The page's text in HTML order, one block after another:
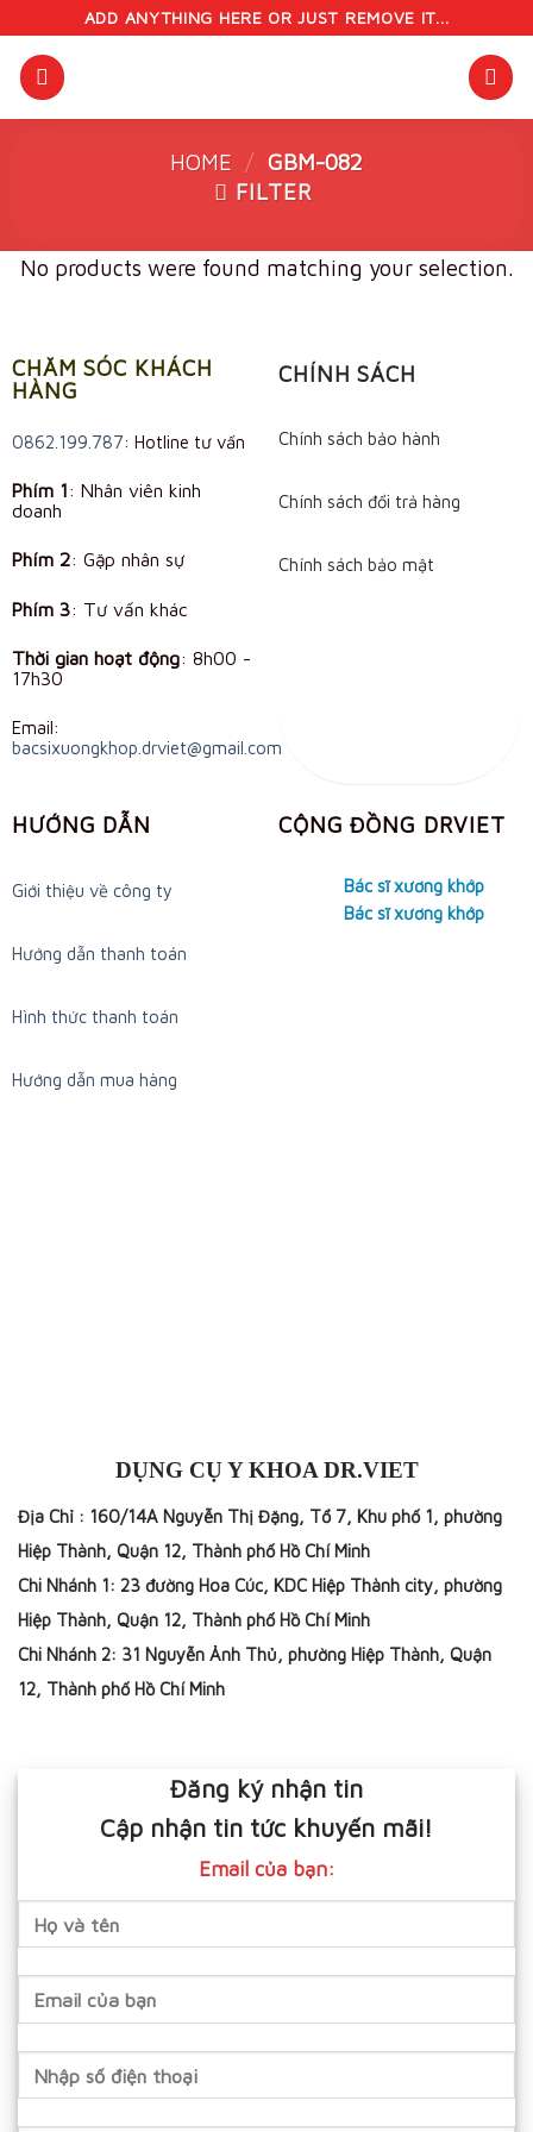
content
ADD ANYTHING HERE OR JUST REMOVE IT...
HOME / GBM-082
FILTER
No products were found matching your selection.
CHĂM SÓC KHÁCH
HÀNG
0862.199.787: Hotline tư vấn
Phím 1: Nhân viên kinh
doanh
Phím 2: Gặp nhân sự
Phím 3: Tư vấn khác
Thời gian hoạt động: 8h00 -
17h30
Email:
bacsixuongkhop.drviet@gmail.com
CHÍNH SÁCH
Chính sách bảo hành
Chính sách đổi trả hàng
Chính sách bảo mật
HƯỚNG DẪN
Giới thiệu về công ty
Hướng dẫn thanh toán
Hình thức thanh toán
Hướng dẫn mua hàng
CỘNG ĐỒNG DRVIET
Bác sĩ xương khớp
Bác sĩ xương khớp
DỤNG CỤ Y KHOA DR.VIET
Địa Chỉ : 160/14A Nguyễn Thị Đặng, Tổ 7, Khu phố 1, phường
Hiệp Thành, Quận 12, Thành phố Hồ Chí Minh
Chi Nhánh 1: 23 đường Hoa Cúc, KDC Hiệp Thành city, phường
Hiệp Thành, Quận 12, Thành phố Hồ Chí Minh
Chi Nhánh 2: 31 Nguyễn Ảnh Thủ, phường Hiệp Thành, Quận
12, Thành phố Hồ Chí Minh
Đăng ký nhận tin
Cập nhận tin tức khuyến mãi!
Email của bạn: